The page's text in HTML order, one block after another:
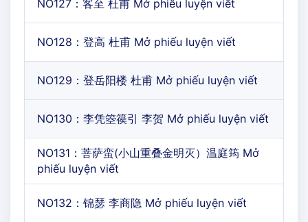
NO127：客至 杜甫 Mở phiếu luyện viết
NO128：登高 杜甫 Mở phiếu luyện viết
NO129：登岳阳楼 杜甫 Mở phiếu luyện viết
NO130：李凭箜篌引 李贺 Mở phiếu luyện viết
NO131：菩萨蛮(小山重叠金明灭）温庭筠 Mở
phiếu luyện viết
NO132：锦瑟 李商隐 Mở phiếu luyện viết